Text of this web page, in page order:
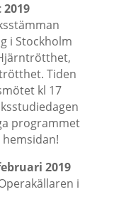
i Stockholm
Tiden
kl 17
programmet
2019
i